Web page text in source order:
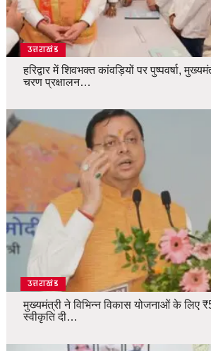
उत्तराखंड
हरिद्वार में शिवभक्त कांवड़ियों पर पुष्पवर्षा,
चरण प्रक्षालन…
उत्तराखंड
मुख्यमंत्री ने विभिन्न विकास योजनाओं के लिए
स्वीकृति दी…